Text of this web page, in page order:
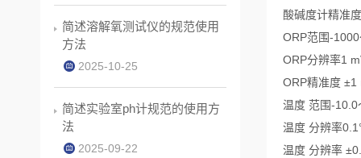
酸碱度计精准
ORP范围-
ORP分辨率1
ORP精准度 ±1
温度 范围-10.0
温度 分辨率
温度 分辨率
简述溶解氧测试仪的规范使用
方法
2025-10-25
简述实验室ph计规范的使用方
法
2025-09-22